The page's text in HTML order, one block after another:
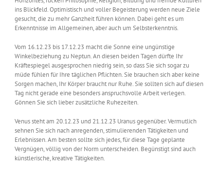
ins Blickfeld. Optimistisch und voller Begeisterung werden neue Ziele
gesucht, die zu mehr Ganzheit führen können. Dabei geht es um
Erkenntnisse im Allgemeinen, aber auch um Selbsterkenntnis.
Vom 16.12.23 bis 17.12.23 macht die Sonne eine ungünstige
Winkelbeziehung zu Neptun. An diesen beiden Tagen dürfte Ihr
Kräftespiegel ausgesprochen niedrig sein, so dass Sie sich sogar zu
müde fühlen für Ihre täglichen Pflichten. Sie brauchen sich aber keine
Sorgen machen, Ihr Körper braucht nur Ruhe. Sie sollten sich auf diesen
Tag nicht gerade eine besonders anspruchsvolle Arbeit verlegen.
Gönnen Sie sich lieber zusätzliche Ruhezeiten.
Venus steht am 20.12.23 und 21.12.23 Uranus gegenüber. Vermutlich
sehnen Sie sich nach anregenden, stimulierenden Tätigkeiten und
Erlebnissen. Am besten sollte sich jedes, für diese Tage geplante
Vergnügen, völlig von der Norm unterscheiden. Begünstigt sind auch
künstlerische, kreative Tätigkeiten.